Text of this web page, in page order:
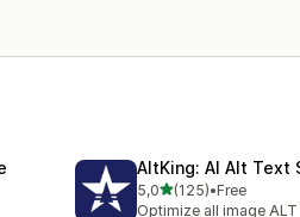
AltKing: AI Alt Text
5,0z 5 hvězd
(125)
Celkový počet recenzí:
•Free
Optimize all image